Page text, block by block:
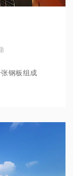
钢板组成